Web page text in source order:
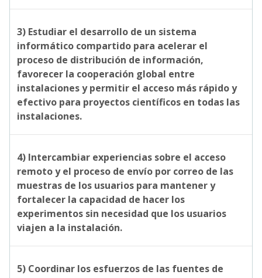
3) Estudiar el desarrollo de un sistema
informático compartido para acelerar el
proceso de distribución de información,
favorecer la cooperación global entre
instalaciones y permitir el acceso más rápido y
efectivo para proyectos científicos en todas las
instalaciones.
4) Intercambiar experiencias sobre el acceso
remoto y el proceso de envío por correo de las
muestras de los usuarios para mantener y
fortalecer la capacidad de hacer los
experimentos sin necesidad que los usuarios
viajen a la instalación.
5) Coordinar los esfuerzos de las fuentes de